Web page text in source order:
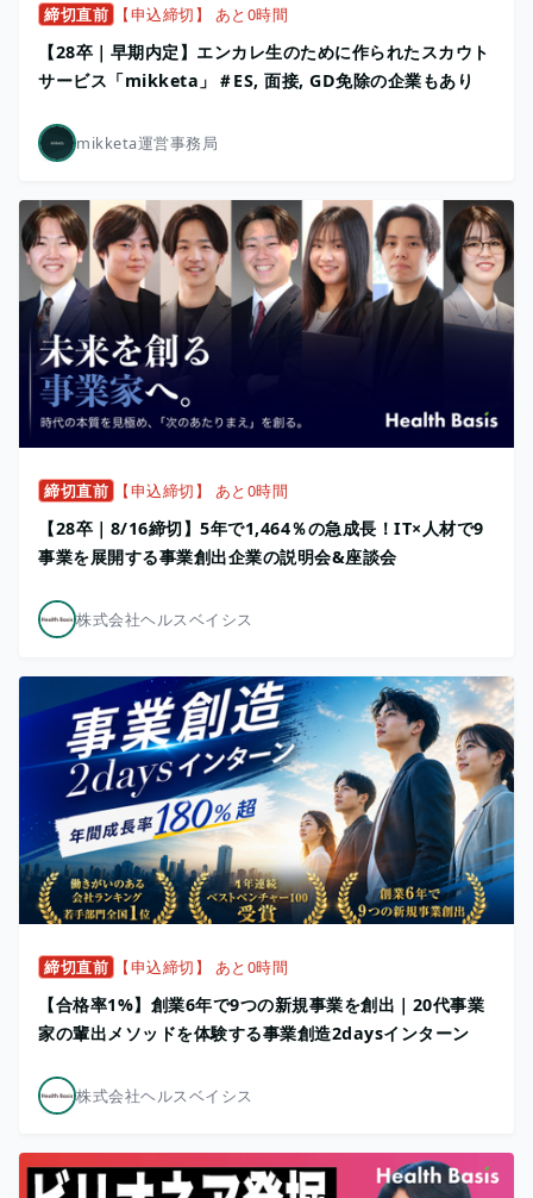
締切直前 【申込締切】 あと0時間
【28卒｜早期内定】エンカレ生のために作られたスカウト
サービス「mikketa」＃ES, 面接, GD免除の企業もあり
mikketa運営事務局
締切直前 【申込締切】 あと0時間
【28卒｜8/16締切】5年で1,464％の急成長！IT×人材で9
事業を展開する事業創出企業の説明会&座談会
株式会社ヘルスベイシス
締切直前 【申込締切】 あと0時間
【合格率1%】創業6年で9つの新規事業を創出｜20代事業
家の輩出メソッドを体験する事業創造2daysインターン
株式会社ヘルスベイシス